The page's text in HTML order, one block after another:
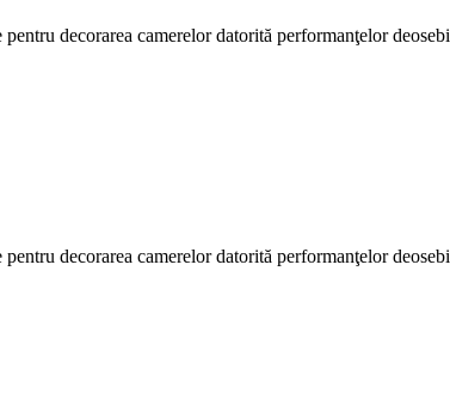
decorarea camerelor datorită performanţelor
decorarea camerelor datorită performanţelor